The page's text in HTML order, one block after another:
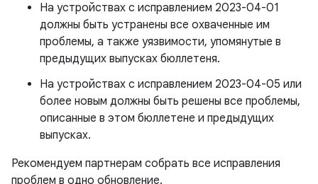
На устройствах с исправлением 2023-04-01
должны быть устранены все охваченные им
проблемы, а также уязвимости, упомянутые в
предыдущих выпусках бюллетеня.
На устройствах с исправлением 2023-04-05 или
более новым должны быть решены все проблемы,
описанные в этом бюллетене и предыдущих
выпусках.
Рекомендуем партнерам собрать все исправления
проблем в одно обновление.